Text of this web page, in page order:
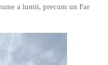
a lumii, precum un Far